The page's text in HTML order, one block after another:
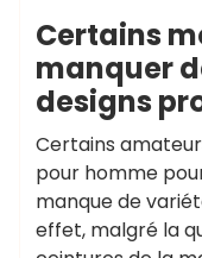
Certains
manquer
designs
Certains
pour homme
manque de
effet, malgré la